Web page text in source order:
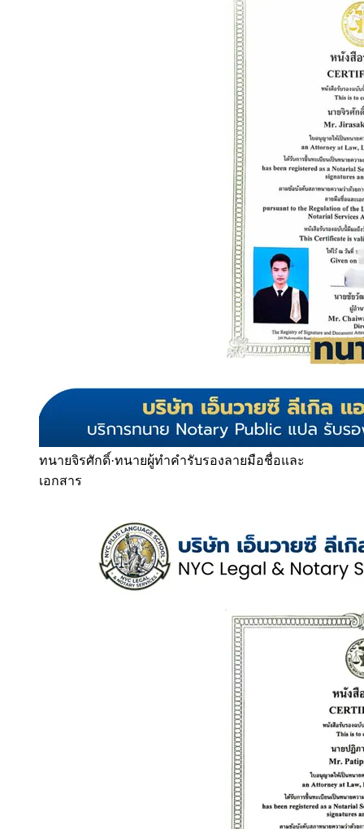
ทนายจิรศักดิ์·ทนายผู้ทำคำรับรองลายมือชื่อและ
เอกสาร